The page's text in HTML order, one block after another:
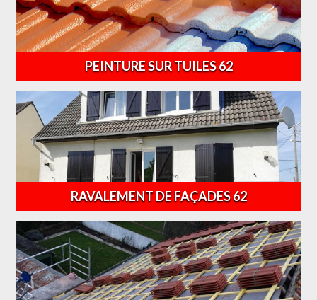
PEINTURE SUR TUILES 62
RAVALEMENT DE FAÇADES 62